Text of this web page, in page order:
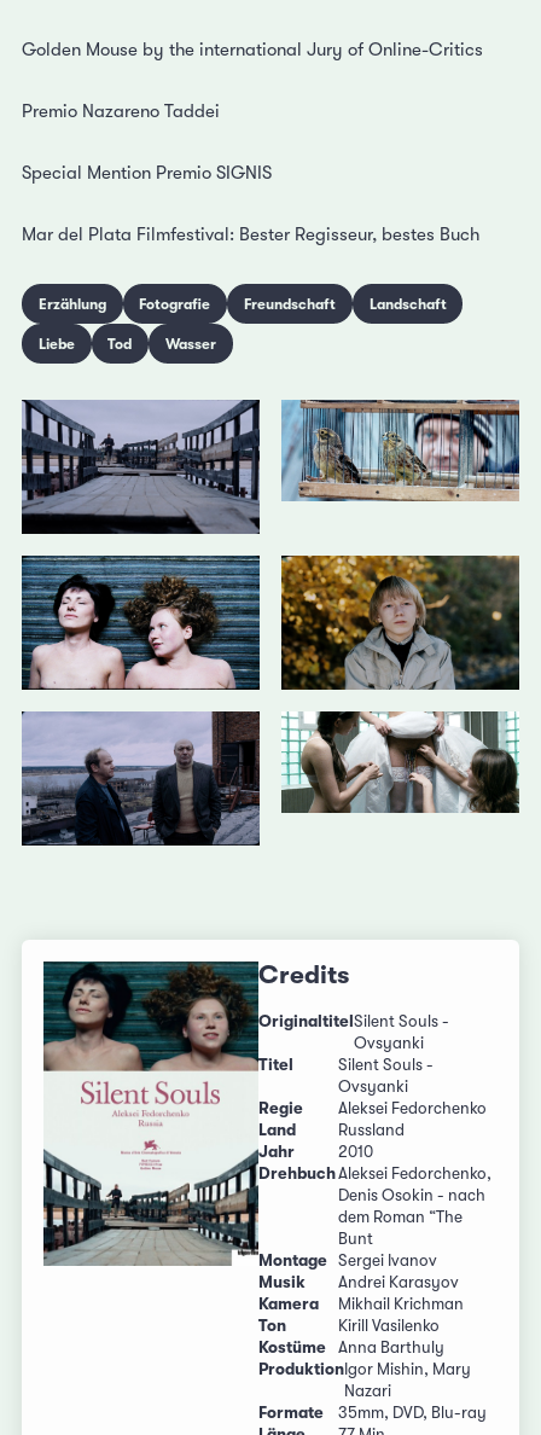
Golden Mouse by the international Jury of Online-Critics
Premio Nazareno Taddei
Special Mention Premio SIGNIS
Mar del Plata Filmfestival: Bester Regisseur, bestes Buch
Erzählung Fotografie Freundschaft Landschaft
Liebe Tod Wasser
Credits
Originaltitel Silent Souls -
Ovsyanki
Titel
Silent Souls -
Ovsyanki
Regie
Aleksei Fedorchenko
Land
Russland
Jahr
2010
DrehbuchAleksei Fedorchenko,
Denis Osokin - nach
dem Roman “The
Bunt
Montage Sergei Ivanov
Musik
Andrei Karasyov
Kamera
Mikhail Krichman
Ton
Kirill Vasilenko
Kostüme
Anna Barthuly
Produktion Igor Mishin, Mary
Nazari
Formate
35mm, DVD, Blu-ray